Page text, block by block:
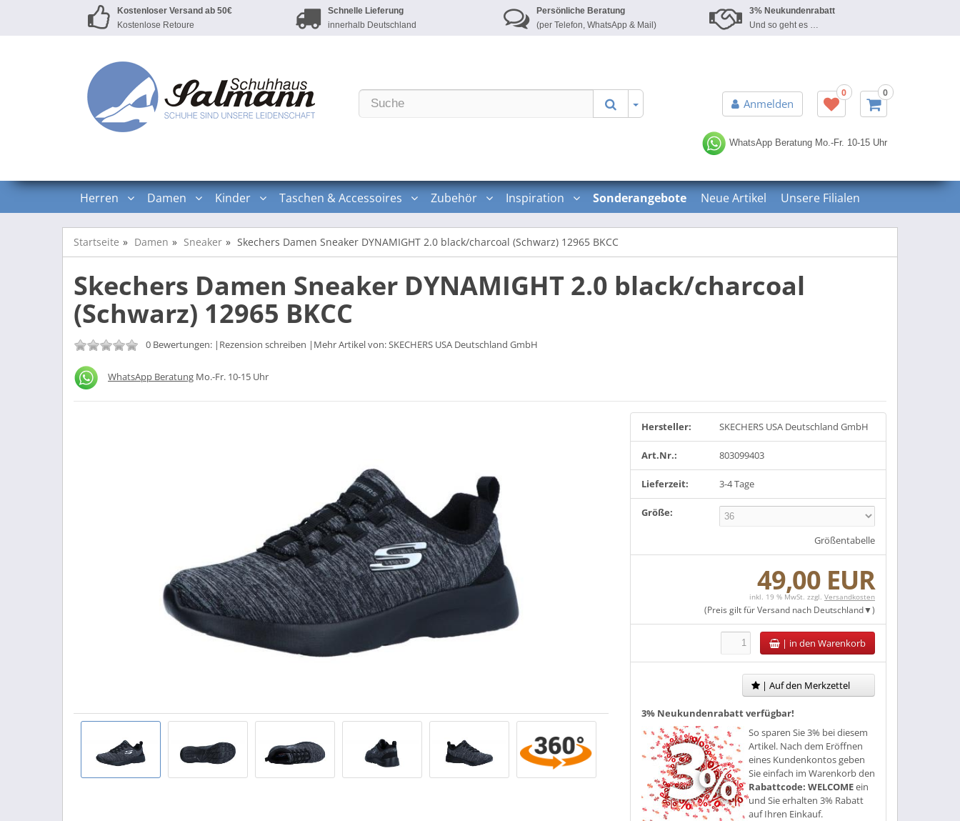
Kostenloser Versand ab 50€
Kostenlose Retoure
Schnelle Lieferung
innerhalb Deutschland
Persönliche Beratung
(per Telefon, WhatsApp & Mail)
3% Neukundenrabatt
Und so geht es …
Anmelden
0 0
WhatsApp BeratungMo.-Fr. 10-15 Uhr
Erweiterte Suche »
Herren Damen Kinder Taschen & Accessoires Zubehör Inspiration Sonderangebote Neue Artikel Unsere Filialen
Startseite Damen Sneaker Skechers Damen Sneaker DYNAMIGHT 2.0 black/charcoal (Schwarz) 12965 BKCC
Skechers Damen Sneaker DYNAMIGHT 2.0 black/charcoal
(Schwarz) 12965 BKCC
0 Bewertungen: | Rezension schreiben |Mehr Artikel von:SKECHERS USA Deutschland GmbH
WhatsApp Beratung Mo.-Fr. 10-15 Uhr
Hersteller: SKECHERS USA Deutschland GmbH
Art.Nr.: 803099403
Lieferzeit: 3-4 Tage
Größe:
Größentabelle
49,00 EUR
inkl. 19 % MwSt. zzgl. Versandkosten
(Preis gilt für Versand nach Deutschland )
| in den Warenkorb
| Auf den Merkzettel
3% Neukundenrabatt verfügbar!
So sparen Sie 3% bei diesem
Artikel. Nach dem Eröffnen
eines Kundenkontos geben
Sie einfach im Warenkorb den
Rabattcode: WELCOMEein
und Sie erhalten 3% Rabatt
auf Ihren Einkauf.